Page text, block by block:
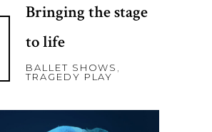
Bringing the stage
to life
BALLET SHOWS
TRAGEDY PLAY